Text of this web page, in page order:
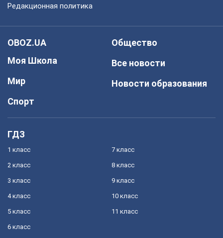
Редакционная политика
OBOZ.UA
Моя Школа
Мир
Спорт
Общество
Все новости
Новости образования
ГДЗ
1 класс
2 класс
3 класс
4 класс
5 класс
6 класс
7 класс
8 класс
9 класс
10 класс
11 класс